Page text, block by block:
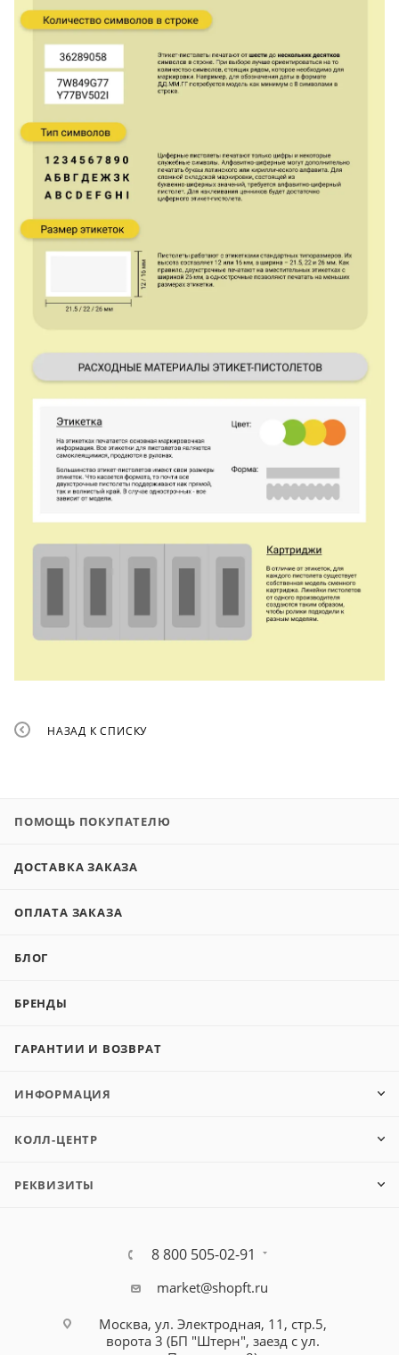
НАЗАД К СПИСКУ
ПОМОЩЬ ПОКУПАТЕЛЮ
ДОСТАВКА ЗАКАЗА
ОПЛАТА ЗАКАЗА
БЛОГ
БРЕНДЫ
ГАРАНТИИ И ВОЗВРАТ
ИНФОРМАЦИЯ
КОЛЛ-ЦЕНТР
РЕКВИЗИТЫ
8 800 505-02-91
market@shopft.ru
Москва, ул. Электродная, 11, стр.5,
ворота 3 (БП "Штерн", заезд с ул.